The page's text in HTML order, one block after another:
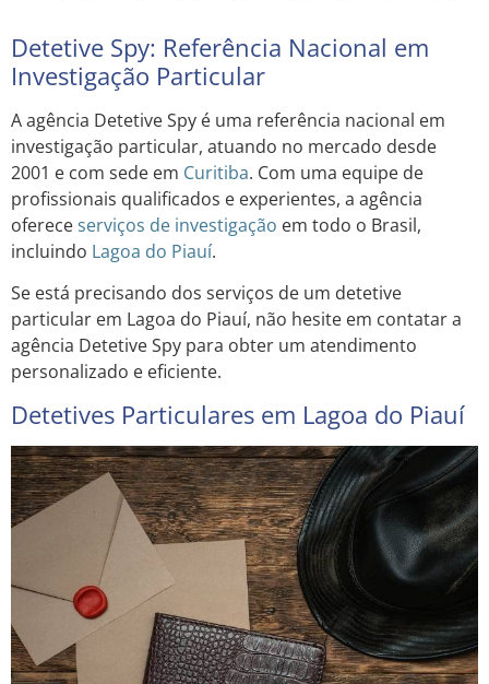
Detetive Spy: Referência Nacional em
Investigação Particular
A agência Detetive Spy é uma referência nacional em
investigação particular, atuando no mercado desde
2001 e com sede em Curitiba. Com uma equipe de
profissionais qualificados e experientes, a agência
ofereceserviços de investigação em todo o Brasil,
incluindo Lagoa do Piauí.
Se está precisando dos serviços de um detetive
particular em Lagoa do Piauí, não hesite em contatar a
agência Detetive Spy para obter um atendimento
personalizado e eficiente.
Detetives Particulares em Lagoa do Piauí